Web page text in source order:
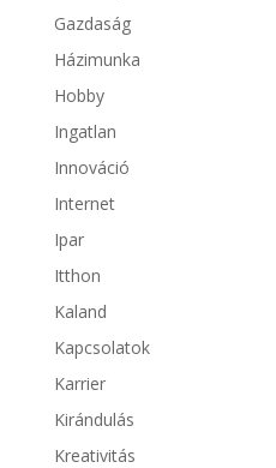
Gazdaság
Házimunka
Hobby
Ingatlan
Innováció
Internet
Ipar
Itthon
Kaland
Kapcsolatok
Karrier
Kirándulás
Kreativitás